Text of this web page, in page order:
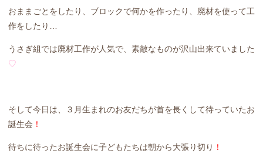
おままごとをしたり、ブロックで何かを作ったり、廃材を使って工
作をしたり…
うさぎ組では廃材工作が人気で、素敵なものが沢山出来ていました
♡
そして今日は、３月生まれのお友だちが首を長くして待っていたお
誕生会 ！
待ちに待ったお誕生会に子どもたちは朝から大張り切り ！